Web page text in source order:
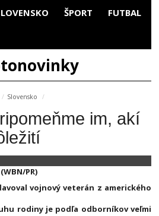
ŠPORT FUTBAL
Slovensko
im, akí
PR)
vojnový veterán z amerického
rodiny je podľa odborníkov veľmi